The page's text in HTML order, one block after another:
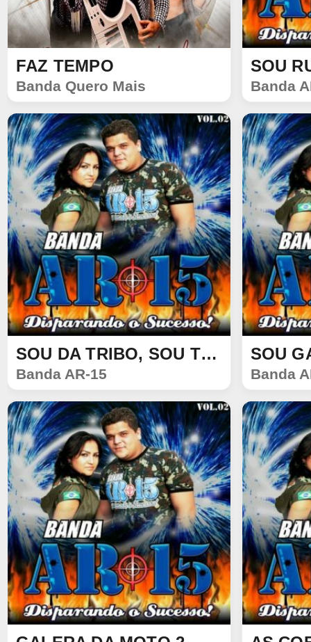
SINGLE
192
56
FAZ TEMPO
Banda Quero Mais
SINGLE
760
64
SOU
Banda
SINGLE
760
36
SOU DA TRIBO, SOU TUPINAMBÁ
Banda AR-15
SINGLE
784
112
SOU
Banda